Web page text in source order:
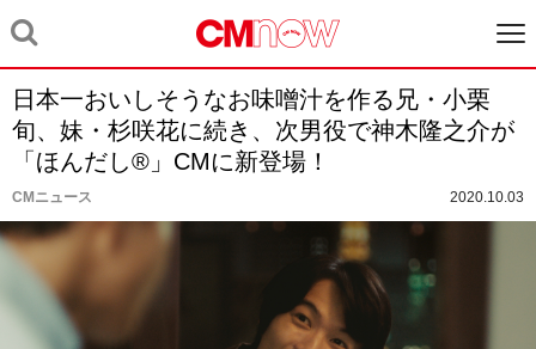
日本一おいしそうなお味噌汁を作る兄・小栗
旬、妹・杉咲花に続き、次男役で神木隆之介が
「ほんだし®︎」CMに新登場！
CMニュース 2020.10.03